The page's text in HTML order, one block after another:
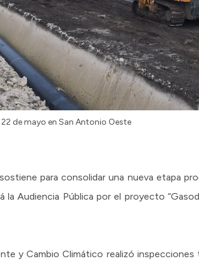
de mayo en San Antonio Oeste
para consolidar una nueva etapa
la Audiencia Pública por el proyecto
y Cambio Climático realizó